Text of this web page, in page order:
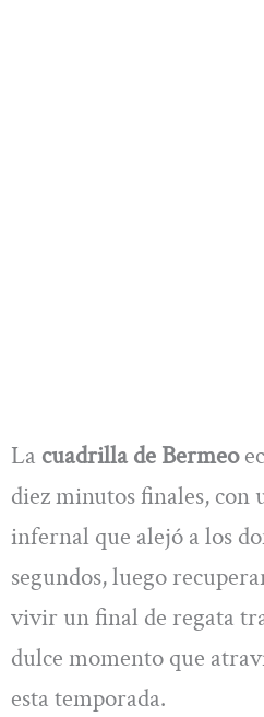
La cuadrilla de Bermeo
diez minutos finales, con
infernal que alejó a los
segundos, luego
vivir un final de regata
dulce momento que
esta temporada.